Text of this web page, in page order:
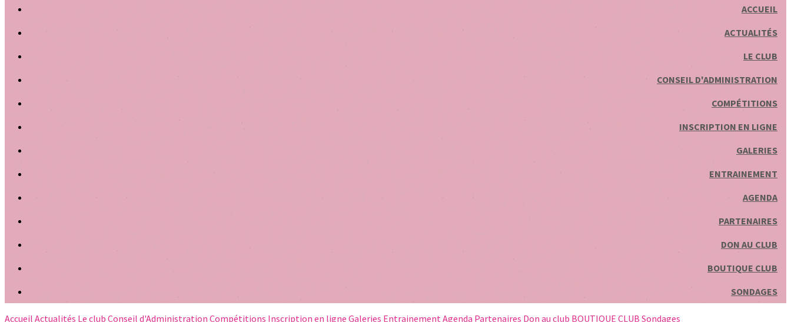
ACCUEIL
ACTUALITÉS
LE CLUB
CONSEIL D'ADMINISTRATION
COMPÉTITIONS
INSCRIPTION EN LIGNE
GALERIES
ENTRAINEMENT
AGENDA
PARTENAIRES
DON AU CLUB
BOUTIQUE CLUB
SONDAGES
Accueil Actualités Le club Conseil d'Administration Compétitions Inscription en ligne Galeries EntrainementAgenda Partenaires Don au club BOUTIQUE CLUB Sondages